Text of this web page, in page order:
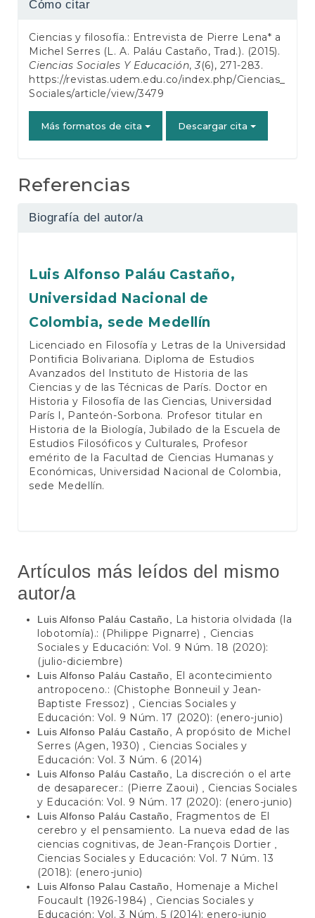
artículo
Cómo citar
Ciencias y filosofía.: Entrevista de Pierre Lena* a
Michel Serres (L. A. Paláu Castaño, Trad.). (2015).
Ciencias Sociales Y Educación,3(6), 271-283.
https://revistas.udem.edu.co/index.php/Ciencias_
Sociales/article/view/3479
Más formatos de cita Descargar cita
Referencias
Biografía del autor/a
Luis Alfonso Paláu Castaño,
Universidad Nacional de
Colombia, sede Medellín
Licenciado en Filosofía y Letras de la Universidad
Pontificia Bolivariana. Diploma de Estudios
Avanzados del Instituto de Historia de las
Ciencias y de las Técnicas de París. Doctor en
Historia y Filosofía de las Ciencias, Universidad
París I, Panteón-Sorbona. Profesor titular en
Historia de la Biología, Jubilado de la Escuela de
Estudios Filosóficos y Culturales, Profesor
emérito de la Facultad de Ciencias Humanas y
Económicas, Universidad Nacional de Colombia,
sede Medellín.
Artículos más leídos del mismo
autor/a
Luis Alfonso Paláu Castaño,
La historia olvidada (la
lobotomía).: (Philippe Pignarre)
Ciencias
Sociales y Educación: Vol. 9 Núm. 18 (2020):
(julio-diciembre)
Luis Alfonso Paláu Castaño,
El acontecimiento
antropoceno.: (Chistophe Bonneuil y Jean-
Baptiste Fressoz)
Ciencias Sociales y
Educación: Vol. 9 Núm. 17 (2020): (enero-junio)
Luis Alfonso Paláu Castaño, A propósito de Michel
Serres (Agen, 1930)
Ciencias Sociales y
Educación: Vol. 3 Núm. 6 (2014)
Luis Alfonso Paláu Castaño,
La discreción o el arte
de desaparecer.: (Pierre Zaoui)
Ciencias Sociales
y Educación: Vol. 9 Núm. 17 (2020): (enero-junio)
Luis Alfonso Paláu Castaño,
Fragmentos de El
cerebro y el pensamiento. La nueva edad de las
ciencias cognitivas, de Jean-François Dortier
Ciencias Sociales y Educación: Vol. 7 Núm. 13
(2018): (enero-junio)
Luis Alfonso Palau Castaño,
Homenaje a Michel
Foucault (1926-1984)
Ciencias Sociales y
Educación: Vol. 3 Núm. 5 (2014): enero-junio